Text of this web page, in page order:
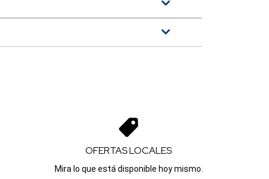
OFERTAS LOCALES
Mira lo que está disponible hoy mismo.